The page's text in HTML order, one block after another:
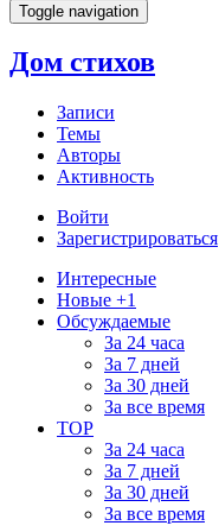
Toggle navigation
Дом стихов
Записи
Темы
Авторы
Активность
Войти
Зарегистрироваться
Интересные
Новые +1
Обсуждаемые
За 24 часа
За 7 дней
За 30 дней
За все время
TOP
За 24 часа
За 7 дней
За 30 дней
За все время